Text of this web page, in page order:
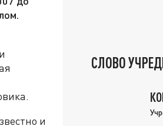
и
СЛОВО